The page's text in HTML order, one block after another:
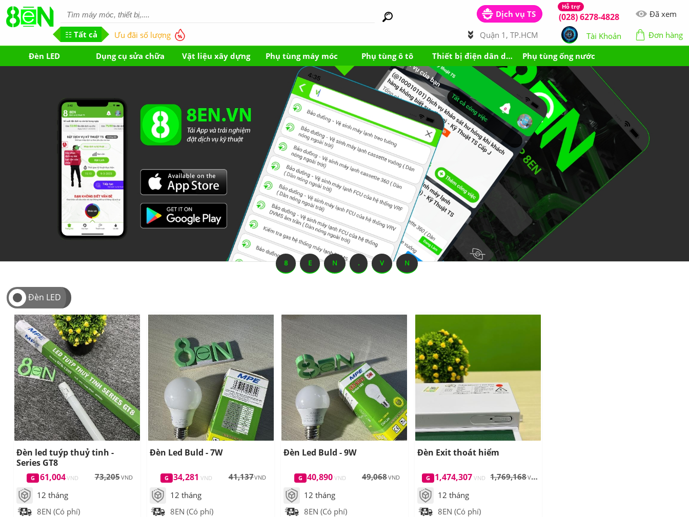
Đã xem
(028) 6278-4828
Dịch vụ TS
☷ Tất cả
Ưu đãi số lượng Đơn hàng
Tài Khoản
Quận 1, TP.HCM
Đèn LED Dụng cụ sửa chữa Vật liệu xây dựng Phụ tùng máy móc Phụ tùng ô tô Thiết bị điện dân dụng Phụ tùng ống nước
8 E N . V N
Đèn LED
Đèn led tuýp thuỷ tinh -
Series GT8
61,004
73,205
12 tháng
8EN (Có phí)
Đèn Led Buld - 7W
34,281
41,137
12 tháng
8EN (Có phí)
Đèn Led Buld - 9W
40,890
49,068
12 tháng
8EN (Có phí)
Đèn Exit thoát hiểm
1,474,307
1,769,168
12 tháng
8EN (Có phí)